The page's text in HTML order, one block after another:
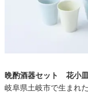
晩酌酒器セット 花小
岐阜県土岐市で生まれ